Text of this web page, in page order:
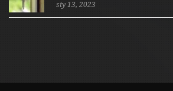
sty 13, 2023